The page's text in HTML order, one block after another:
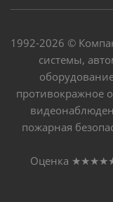
1992-2026 ©
системы,
противокражное
пожарная
Оценка